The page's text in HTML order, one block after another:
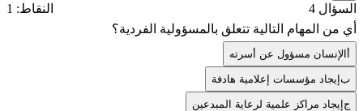
السؤال 4
النقاط: 1
أي من المهام التالية تتعلق بالمسؤولية الفردية؟
الإنسان مسؤول عن أسرته
بإيجاد مؤسسات إعلامية هادفة
جإيجاد مراكز علمية لرعاية المبدعين